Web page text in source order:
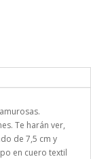
Te harán ver,
de 7,5 cm y
en cuero textil